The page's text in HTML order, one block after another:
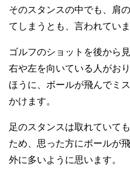
そのスタンスの中でも、肩
てしまうとも、言われていま
ゴルフのショットを後から
右や左を向いている人がお
ほうに、ボールが飛んでミ
かけます。
足のスタンスは取れていて
ため、思った方にボールが
外に多いように思います。